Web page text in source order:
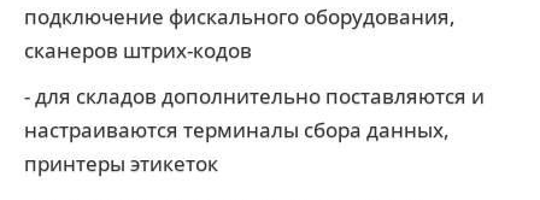
подключение фискального оборудования,
сканеров штрих-кодов
- для складов дополнительно поставляются и
настраиваются терминалы сбора данных,
принтеры этикеток